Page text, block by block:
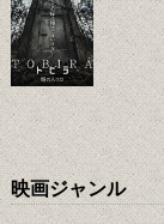
映画ジャンル